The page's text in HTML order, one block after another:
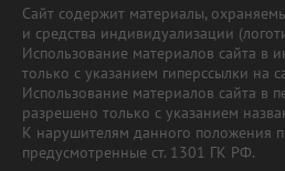
Сайт содержит материалы,
и средства индивидуализации
Использование материалов сайта в
только с указанием гиперссылки на
Использование материалов сайта в
разрешено только с указанием
К нарушителям данного положения
предусмотренные ст. 1301 ГК РФ.